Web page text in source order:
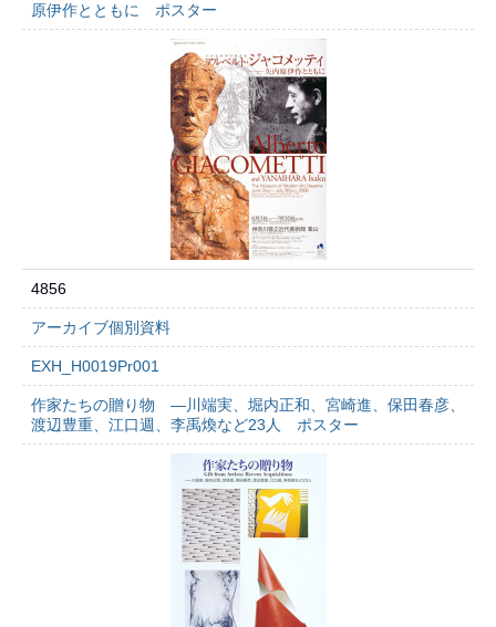
原伊作とともに ポスター
4856
アーカイブ個別資料
EXH_H0019Pr001
作家たちの贈り物 ―川端実、堀内正和、宮崎進、保田春彦、
渡辺豊重、江口週、李禹煥など23人 ポスター